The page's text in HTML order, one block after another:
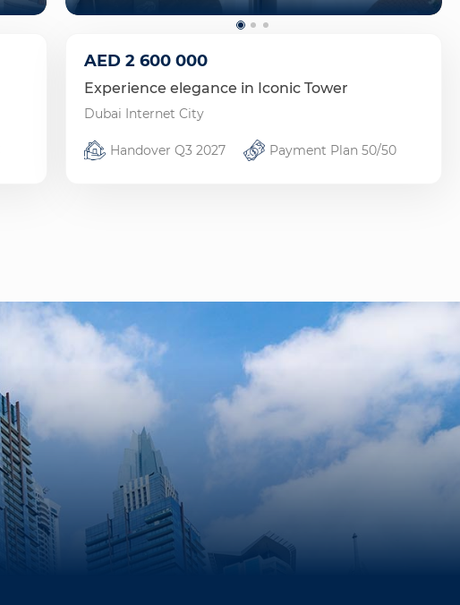
AED 2 600 000
Experience elegance in Iconic Tower
Dubai Internet City
Handover Q3 2027 Payment Plan 50/50